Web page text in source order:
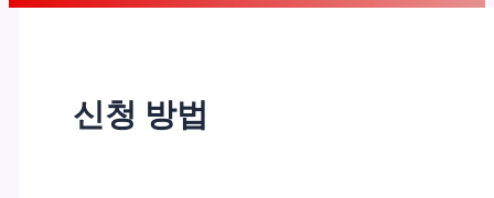
신청 방법